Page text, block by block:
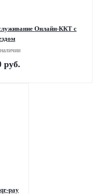
Онлайн-ККТ с
руб.
pay